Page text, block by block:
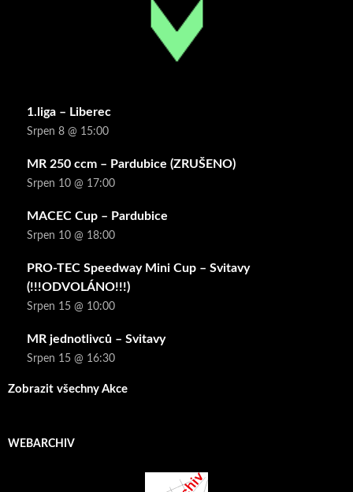
1.liga – Liberec
Srpen 8 @ 15:00
MR 250 ccm – Pardubice (ZRUŠENO)
Srpen 10 @ 17:00
MACEC Cup – Pardubice
Srpen 10 @ 18:00
PRO-TEC Speedway Mini Cup – Svitavy
(!!!ODVOLÁNO!!!)
Srpen 15 @ 10:00
MR jednotlivců – Svitavy
Srpen 15 @ 16:30
Zobrazit všechny Akce
WEBARCHIV